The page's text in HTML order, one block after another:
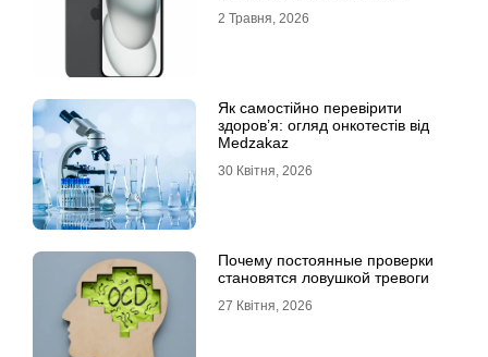
2 Травня, 2026
Як самостійно перевірити
здоров’я: огляд онкотестів від
Medzakaz
30 Квітня, 2026
Почему постоянные проверки
становятся ловушкой тревоги
27 Квітня, 2026